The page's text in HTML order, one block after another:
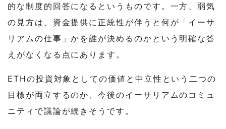
的な制度的回答になるというものです。一方、弱気
の見方は、資金提供に正統性が伴うと何が「イーサ
リアムの仕事」かを誰が決めるのかという明確な答
えがなくなる点にあります。
ETHの投資対象としての価値と中立性という二つの
目標が両立するのか、今後のイーサリアムのコミュ
ニティで議論が続きそうです。